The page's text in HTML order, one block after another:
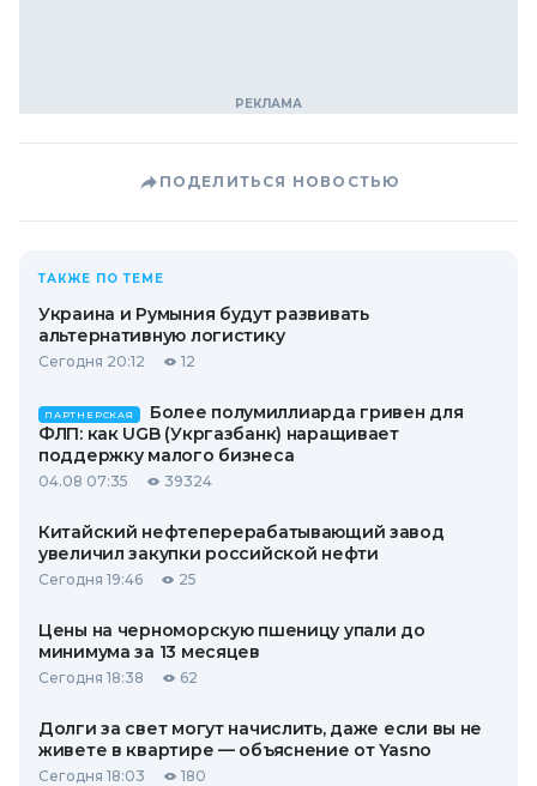
ПОДЕЛИТЬСЯ НОВОСТЬЮ
ТАКЖЕ ПО ТЕМЕ
Украина и Румыния будут развивать
альтернативную логистику
Сегодня 20:12 12
ПАРТНЕРСКАЯ
Более полумиллиарда гривен для
ФЛП: как UGB (Укргазбанк) наращивает
поддержку малого бизнеса
04.08 07:35 39324
Китайский нефтеперерабатывающий завод
увеличил закупки российской нефти
Сегодня 19:46 25
Цены на черноморскую пшеницу упали до
минимума за 13 месяцев
Сегодня 18:38 62
Долги за свет могут начислить, даже если вы не
живете в квартире — объяснение от Yasno
Сегодня 18:03 180